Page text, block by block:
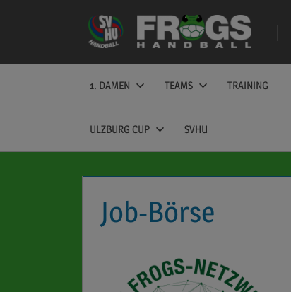
1. DAMEN TEAMS TRAINING
ULZBURG CUP SVHU
Job-Börse